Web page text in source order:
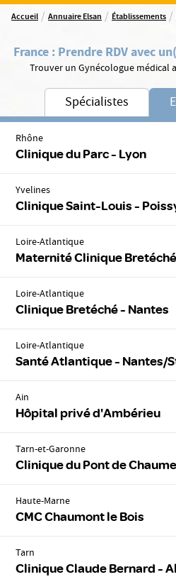
Accueil / Annuaire Elsan / Établissements /
France: Prendre RDV avec
Trouver un Gynécologue médical
Spécialistes
Rhône
Clinique du Parc - Lyon
Yvelines
Clinique Saint-Louis -
Loire-Atlantique
Maternité Clinique
Loire-Atlantique
Clinique Bretéché - Nantes
Loire-Atlantique
Santé Atlantique - Nantes/
Ain
Hôpital privé d'Ambérieu
Tarn-et-Garonne
Clinique du Pont de
Haute-Marne
CMC Chaumont le Bois
Tarn
Clinique Claude Bernard -